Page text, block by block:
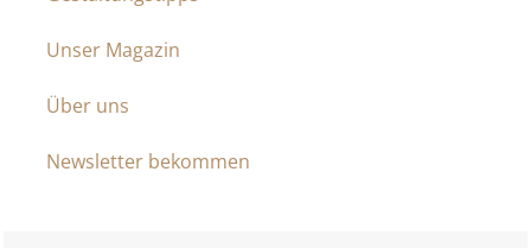
Unser Magazin
Über uns
Newsletter bekommen